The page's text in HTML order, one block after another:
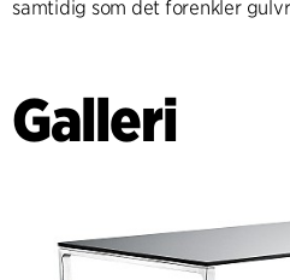
samtidig som det forenkler
Galleri